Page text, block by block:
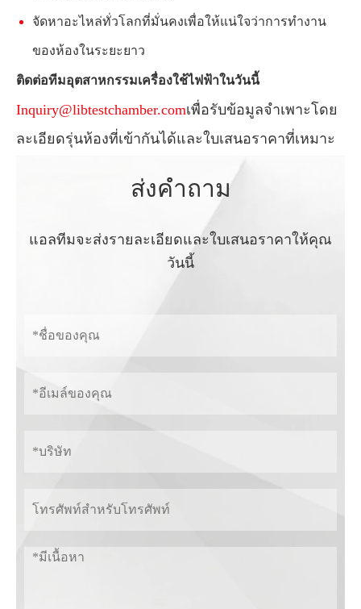
จัดหาอะไหล่ทั่วโลกที่มั่นคงเพื่อให้แน่ใจว่าการทำงาน
ของห้องในระยะยาว
ติดต่อทีมอุตสาหกรรมเครื่องใช้ไฟฟ้าในวันนี้
Inquiry@libtestchamber.comเพื่อรับข้อมูลจำเพาะโดย
ละเอียดรุ่นห้องที่เข้ากันได้และใบเสนอราคาที่เหมาะ
ส่งคำถาม
แอลทีมจะส่งรายละเอียดและใบเสนอราคาให้คุณ
วันนี้